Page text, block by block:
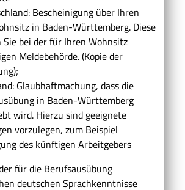
Bescheinigung über Ihren
in Baden-Württemberg. Diese
bei der für Ihren Wohnsitz
Meldebehörde. (Kopie der
Glaubhaftmachung, dass die
in Baden-Württemberg
wird. Hierzu sind geeignete
vorzulegen, zum Beispiel
des künftigen Arbeitgebers
für die Berufsausübung
deutschen Sprachkenntnisse